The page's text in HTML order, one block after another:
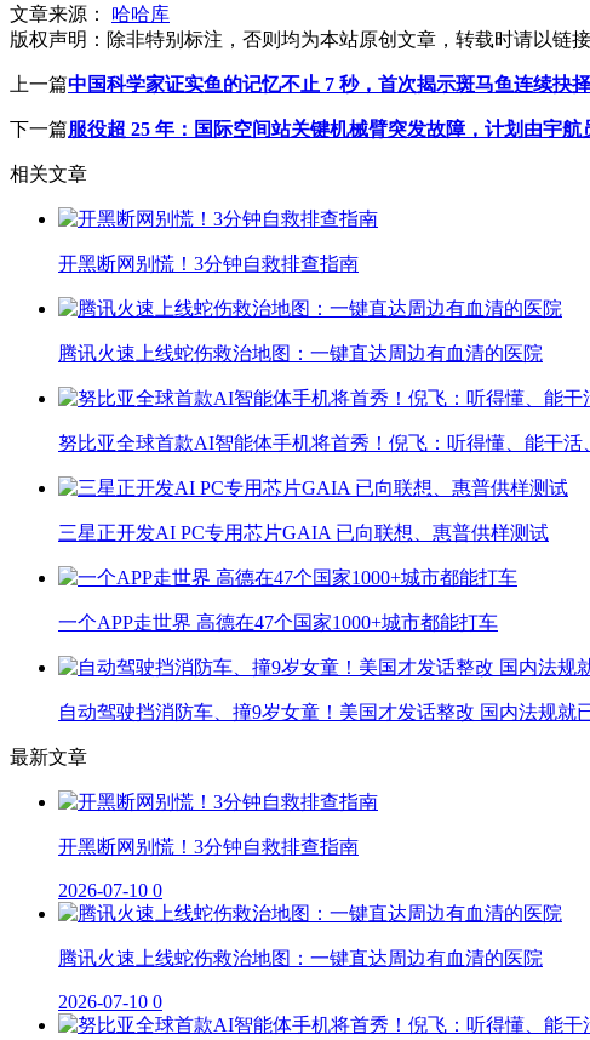
文章来源：
哈哈库
版权声明： 除非特别标注，否则均为本站原创文章，转载时请以链
上一篇中国科学家证实鱼的记忆不止 7 秒，首次揭示斑马鱼连续抉
下一篇服役超 25 年：国际空间站关键机械臂突发故障，计划由宇航
相关文章
开黑断网别慌！3分钟自救排查指南
腾讯火速上线蛇伤救治地图：一键直达周边有血清的医院
努比亚全球首款AI智能体手机将首秀！倪飞：听得懂、能干活
三星正开发AI PC专用芯片GAIA 已向联想、惠普供样测试
一个APP走世界 高德在47个国家1000+城市都能打车
自动驾驶挡消防车、撞9岁女童！美国才发话整改 国内法规就
最新文章
开黑断网别慌！3分钟自救排查指南
2026-07-10 0
腾讯火速上线蛇伤救治地图：一键直达周边有血清的医院
2026-07-10 0